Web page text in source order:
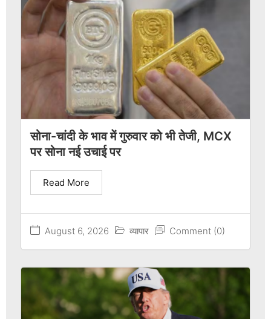
सोना-चांदी के भाव में गुरुवार को भी तेजी, MCX
पर सोना नई उचाई पर
August 6, 2026 व्यापार Comment (0)
Read More